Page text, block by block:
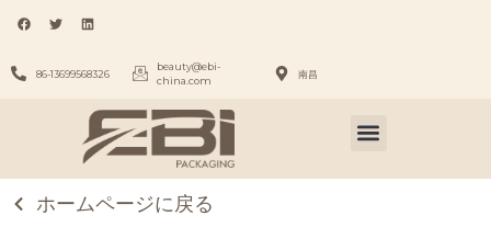
86-13699568326
beauty@ebi-
china.com
南昌
ホームページに戻る